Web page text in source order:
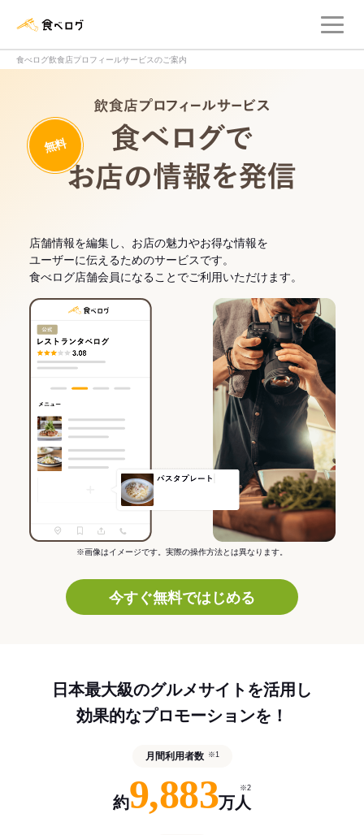
食べログ飲食店プロフィールサービスのご案内
無料
店舗情報を編集し、お店の魅力やお得な情報を
ユーザーに伝えるためのサービスです。
食べログ店舗会員になることでご利用いただけます。
※画像はイメージです。実際の操作方法とは異なります。
今すぐ無料ではじめる
日本最大級のグルメサイトを活用し
効果的なプロモーションを！
月間利用者数 ※1
約9,883万人
※2